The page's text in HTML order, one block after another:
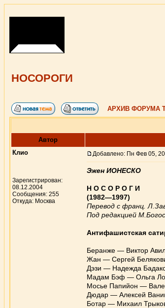
НОСОРОГИ
АРХИВ ФОРУМА
Автор
Клио
Зарегистрирован:
08.12.2004
Сообщения: 255
Откуда: Москва
Добавлено: Пн Фев 05,
Эжен ИОНЕСКО
Н О С О Р О Г И
(1982—1997)
Перевод с франц.
Под редакцией
Антифашистская
Беранже — Виктор
Жан — Сергей
Дэзи — Надежда
Мадам Бэф — Ольга
Мосье Папийон —
Дюдар — Алексей
Ботар — Михаил